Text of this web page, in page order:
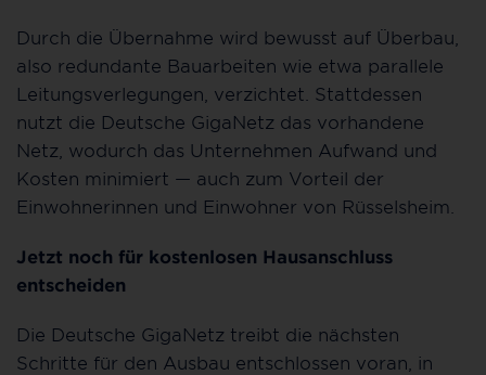
Durch die Übernahme wird bewusst auf Überbau,
also redundante Bauarbeiten wie etwa parallele
Leitungsverlegungen, verzichtet. Stattdessen
nutzt die Deutsche GigaNetz das vorhandene
Netz, wodurch das Unternehmen Aufwand und
Kosten minimiert — auch zum Vorteil der
Einwohnerinnen und Einwohner von Rüsselsheim.
Jetzt noch für kostenlosen Hausanschluss
entscheiden
Die Deutsche GigaNetz treibt die nächsten
Schritte für den Ausbau entschlossen voran, in